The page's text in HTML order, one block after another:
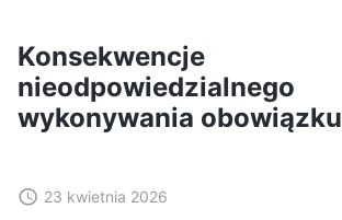
Konsekwencje
nieodpowiedzialnego
wykonywania obowiązku
23 kwietnia 2026